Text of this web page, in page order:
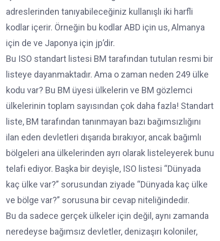
adreslerinden tanıyabileceğiniz kullanışlı iki harfli
kodlar içerir. Örneğin bu kodlar ABD için us, Almanya
için de ve Japonya için jp’dir.
Bu ISO standart listesi BM tarafından tutulan resmi bir
listeye dayanmaktadır. Ama o zaman neden 249 ülke
kodu var? Bu BM üyesi ülkelerin ve BM gözlemci
ülkelerinin toplam sayısından çok daha fazla! Standart
liste, BM tarafından tanınmayan bazı bağımsızlığını
ilan eden devletleri dışarıda bırakıyor, ancak bağımlı
bölgeleri ana ülkelerinden ayrı olarak listeleyerek bunu
telafi ediyor. Başka bir deyişle, ISO listesi “Dünyada
kaç ülke var?” sorusundan ziyade “Dünyada kaç ülke
ve bölge var?” sorusuna bir cevap niteliğindedir.
Bu da sadece gerçek ülkeler için değil, aynı zamanda
neredeyse bağımsız devletler, denizaşırı koloniler,